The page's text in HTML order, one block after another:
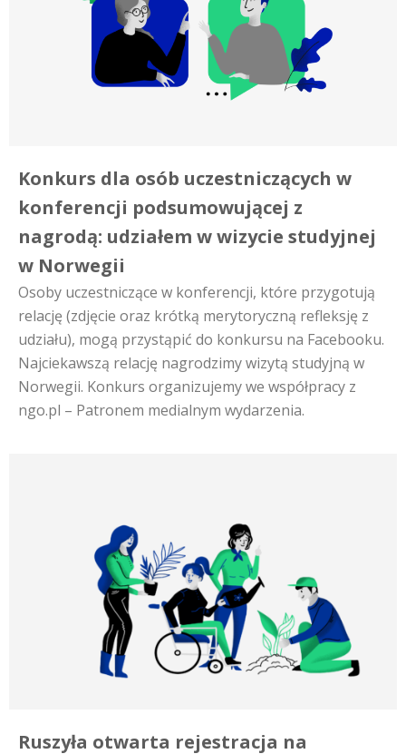
Konkurs dla osób uczestniczących w
konferencji podsumowującej z
nagrodą: udziałem w wizycie studyjnej
w Norwegii
Osoby uczestniczące w konferencji, które przygotują
relację (zdjęcie oraz krótką merytoryczną refleksję z
udziału), mogą przystąpić do konkursu na Facebooku.
Najciekawszą relację nagrodzimy wizytą studyjną w
Norwegii. Konkurs organizujemy we współpracy z
ngo.pl – Patronem medialnym wydarzenia.
Ruszyła otwarta rejestracja na